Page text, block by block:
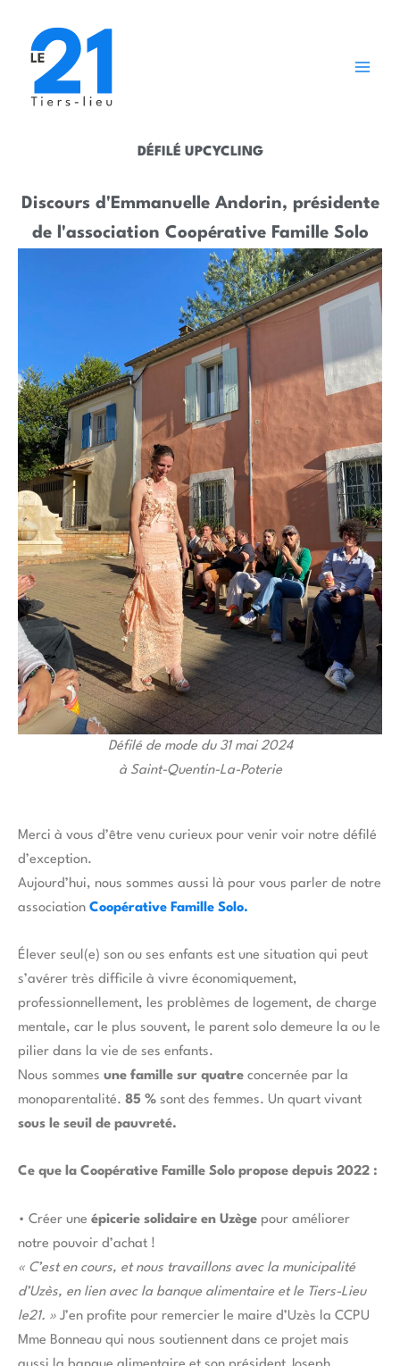
contenu
DÉFILÉ UPCYCLING
Discours d'Emmanuelle Andorin, présidente
de l'association Coopérative Famille Solo
Défilé de mode du 31 mai 2024
à Saint-Quentin-La-Poterie
Merci à vous d’être venu curieux pour venir voir notre défilé
d’exception.
Aujourd’hui, nous sommes aussi là pour vous parler de notre
association Coopérative Famille Solo.
Élever seul(e) son ou ses enfants est une situation qui peut
s’avérer très difficile à vivre économiquement,
professionnellement, les problèmes de logement, de charge
mentale, car le plus souvent, le parent solo demeure la ou le
pilier dans la vie de ses enfants.
Nous sommes une famille sur quatre concernée par la
monoparentalité. 85 % sont des femmes. Un quart vivant
sous le seuil de pauvreté.
Ce que la Coopérative Famille Solo propose depuis 2022 :
• Créer une épicerie solidaire en Uzège pour améliorer
notre pouvoir d’achat !
« C’est en cours, et nous travaillons avec la municipalité
d’Uzès, en lien avec la banque alimentaire et le Tiers-Lieu
le21. » J’en profite pour remercier le maire d’Uzès la CCPU
Mme Bonneau qui nous soutiennent dans ce projet mais